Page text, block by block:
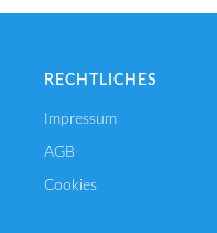
RECHTLICHES
Impressum
AGB
Cookies